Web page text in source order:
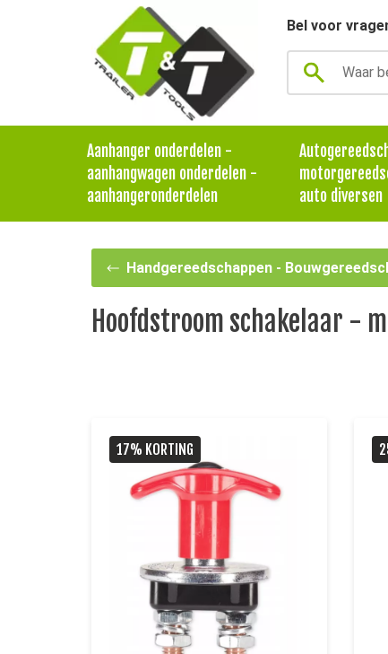
Bel voor
Aanhanger onderdelen -
aanhangwagen onderdelen -
aanhangeronderdelen
auto diversen
Handgereedschappen -
Hoofdstroom schakelaar -
17% KORTING